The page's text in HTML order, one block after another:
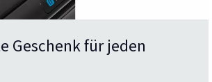
Geschenk für jeden